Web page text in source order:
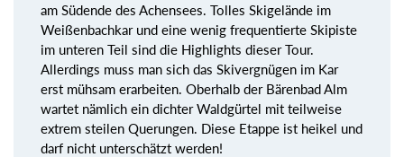
am Südende des Achensees. Tolles Skigelände im
Weißenbachkar und eine wenig frequentierte Skipiste
im unteren Teil sind die Highlights dieser Tour.
Allerdings muss man sich das Skivergnügen im Kar
erst mühsam erarbeiten. Oberhalb der Bärenbad Alm
wartet nämlich ein dichter Waldgürtel mit teilweise
extrem steilen Querungen. Diese Etappe ist heikel und
darf nicht unterschätzt werden!